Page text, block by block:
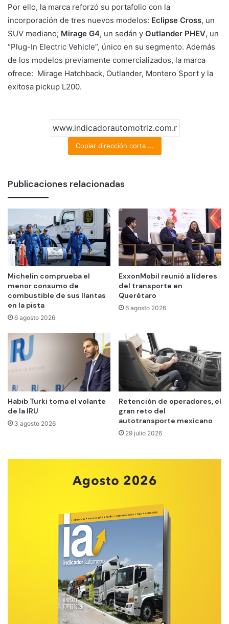
Por ello, la marca reforzó su portafolio con la
incorporación de tres nuevos modelos: Eclipse Cross, un
SUV mediano; Mirage G4, un sedán y Outlander PHEV, un
“Plug-In Electric Vehicle”, único en su segmento. Además
de los modelos previamente comercializados, la marca
ofrece: Mirage Hatchback, Outlander, Montero Sport y la
exitosa pickup L200.
Copiar dirección corta ...
Publicaciones relacionadas
Michelin comprueba el
menor consumo de
combustible de sus llantas
en la pista
6 agosto 2026
ExxonMobil reunió a líderes
del transporte en
Querétaro
6 agosto 2026
Habib Turki toma el volante
de la IRU
3 agosto 2026
Retención de operadores, el
gran reto del
autotransporte mexicano
29 julio 2026